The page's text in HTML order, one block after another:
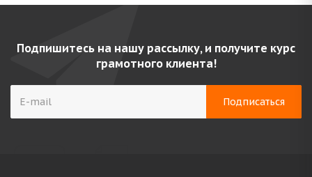
Подпишитесь на нашу рассылку, и получите курс
грамотного клиента!